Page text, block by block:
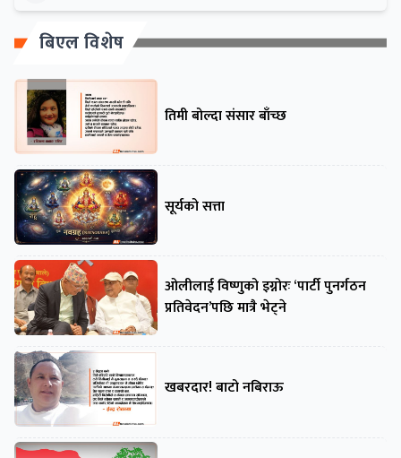
बिएल विशेष
तिमी बोल्दा संसार बाँच्छ
सूर्यको सत्ता
ओलीलाई विष्णुको इग्नोरः ‘पार्टी पुनर्गठन
प्रतिवेदन’पछि मात्रै भेट्ने
खबरदार! बाटो नबिराऊ